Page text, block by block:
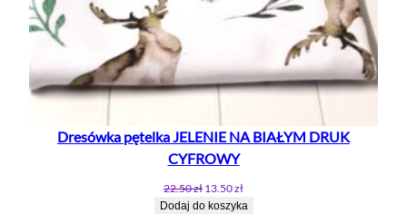
Dresówka pętelka JELENIE NA BIAŁYM DRUK
CYFROWY
22.50zł Pierwotna
cena
13.50złAktualna
cena
Dodaj do koszyka